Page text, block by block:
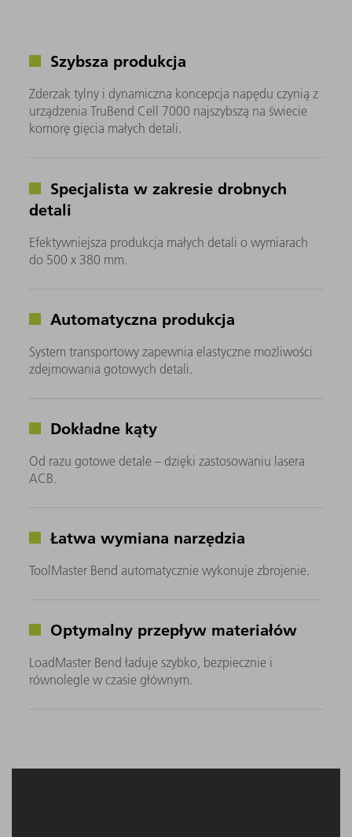
Szybsza produkcja
Zderzak tylny i dynamiczna koncepcja napędu czynią z
urządzenia TruBend Cell 7000 najszybszą na świecie
komorę gięcia małych detali.
Specjalista w zakresie drobnych
detali
Efektywniejsza produkcja małych detali o wymiarach
do 500 x 380 mm.
Automatyczna produkcja
System transportowy zapewnia elastyczne możliwości
zdejmowania gotowych detali.
Dokładne kąty
Od razu gotowe detale – dzięki zastosowaniu lasera
ACB.
Łatwa wymiana narzędzia
ToolMaster Bend automatycznie wykonuje zbrojenie.
Optymalny przepływ materiałów
LoadMaster Bend ładuje szybko, bezpiecznie i
równolegle w czasie głównym.